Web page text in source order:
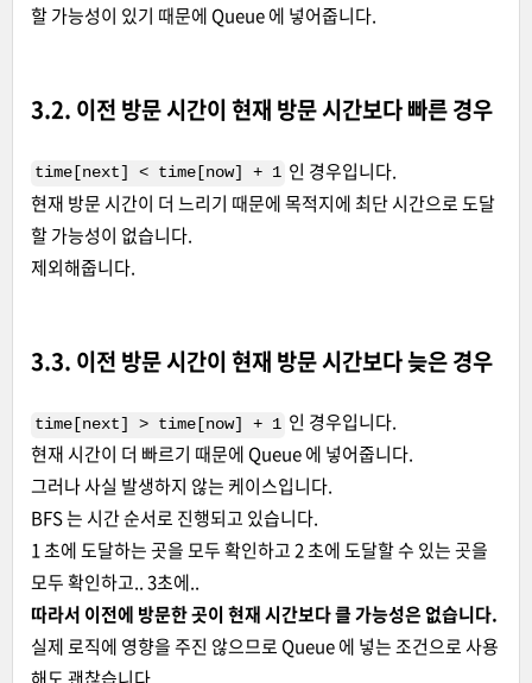
할 가능성이 있기 때문에 Queue 에 넣어줍니다.
3.2. 이전 방문 시간이 현재 방문 시간보다 빠른 경우
time[next] < time[now] + 1 인 경우입니다.
현재 방문 시간이 더 느리기 때문에 목적지에 최단 시간으로 도달
할 가능성이 없습니다.
제외해줍니다.
3.3. 이전 방문 시간이 현재 방문 시간보다 늦은 경우
time[next] > time[now] + 1 인 경우입니다.
현재 시간이 더 빠르기 때문에 Queue 에 넣어줍니다.
그러나 사실 발생하지 않는 케이스입니다.
BFS 는 시간 순서로 진행되고 있습니다.
1 초에 도달하는 곳을 모두 확인하고 2 초에 도달할 수 있는 곳을
모두 확인하고.. 3초에..
따라서 이전에 방문한 곳이 현재 시간보다 클 가능성은 없습니다.
실제 로직에 영향을 주진 않으므로 Queue 에 넣는 조건으로 사용